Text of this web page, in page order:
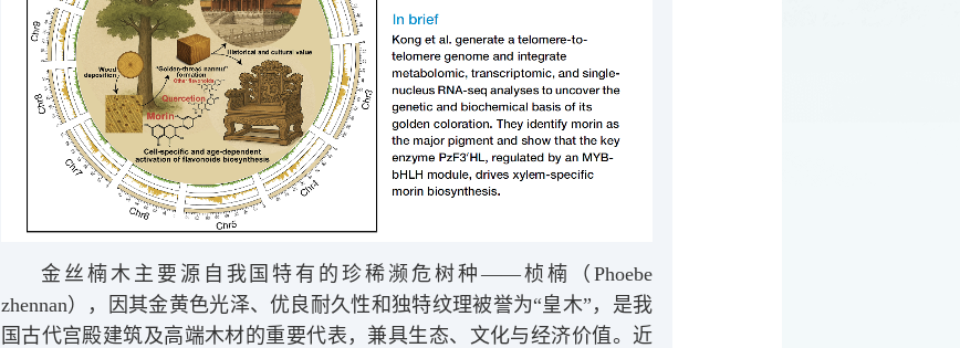
金丝楠木主要源自我国特有的珍稀濒危树种——桢楠（Phoebe
zhennan），因其金黄色光泽、优良耐久性和独特纹理被誉为“皇木”，是我
国古代宫殿建筑及高端木材的重要代表，兼具生态、文化与经济价值。近